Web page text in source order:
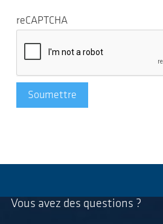
reCAPTCHA
Soumettre
Vous avez des questions ?